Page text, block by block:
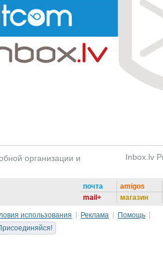
организации и
Inbox.lv
почта
mail+
amigos
магазин
использования Реклама
Помощь